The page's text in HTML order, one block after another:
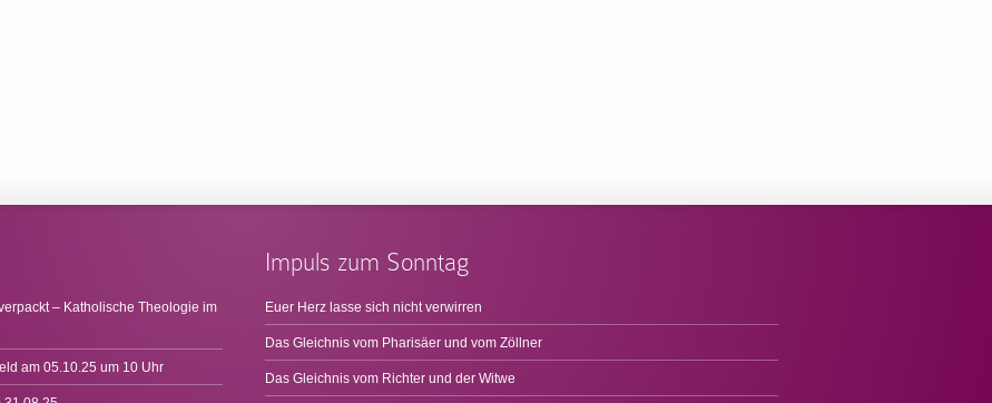
– Katholische Theologie im
am 05.10.25 um 10 Uhr
Impuls zum Sonntag
Euer Herz lasse sich nicht verwirren
Das Gleichnis vom Pharisäer und vom Zöllner
Das Gleichnis vom Richter und der Witwe